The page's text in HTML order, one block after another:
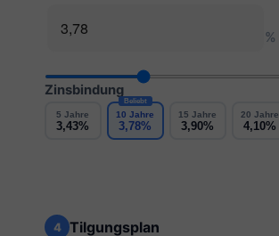
%
Zinsbindung
5 Jahre
3,43%
Beliebt
10 Jahre
3,78%
15 Jahre
3,90%
20 Jahre
4,10%
4 Tilgungsplan